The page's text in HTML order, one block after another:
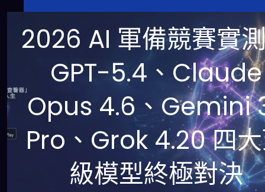
2026 AI 軍備競賽實
GPT-5.4、Claude
Opus 4.6、Gemini
Pro、Grok 4.20 四
級模型終極對決